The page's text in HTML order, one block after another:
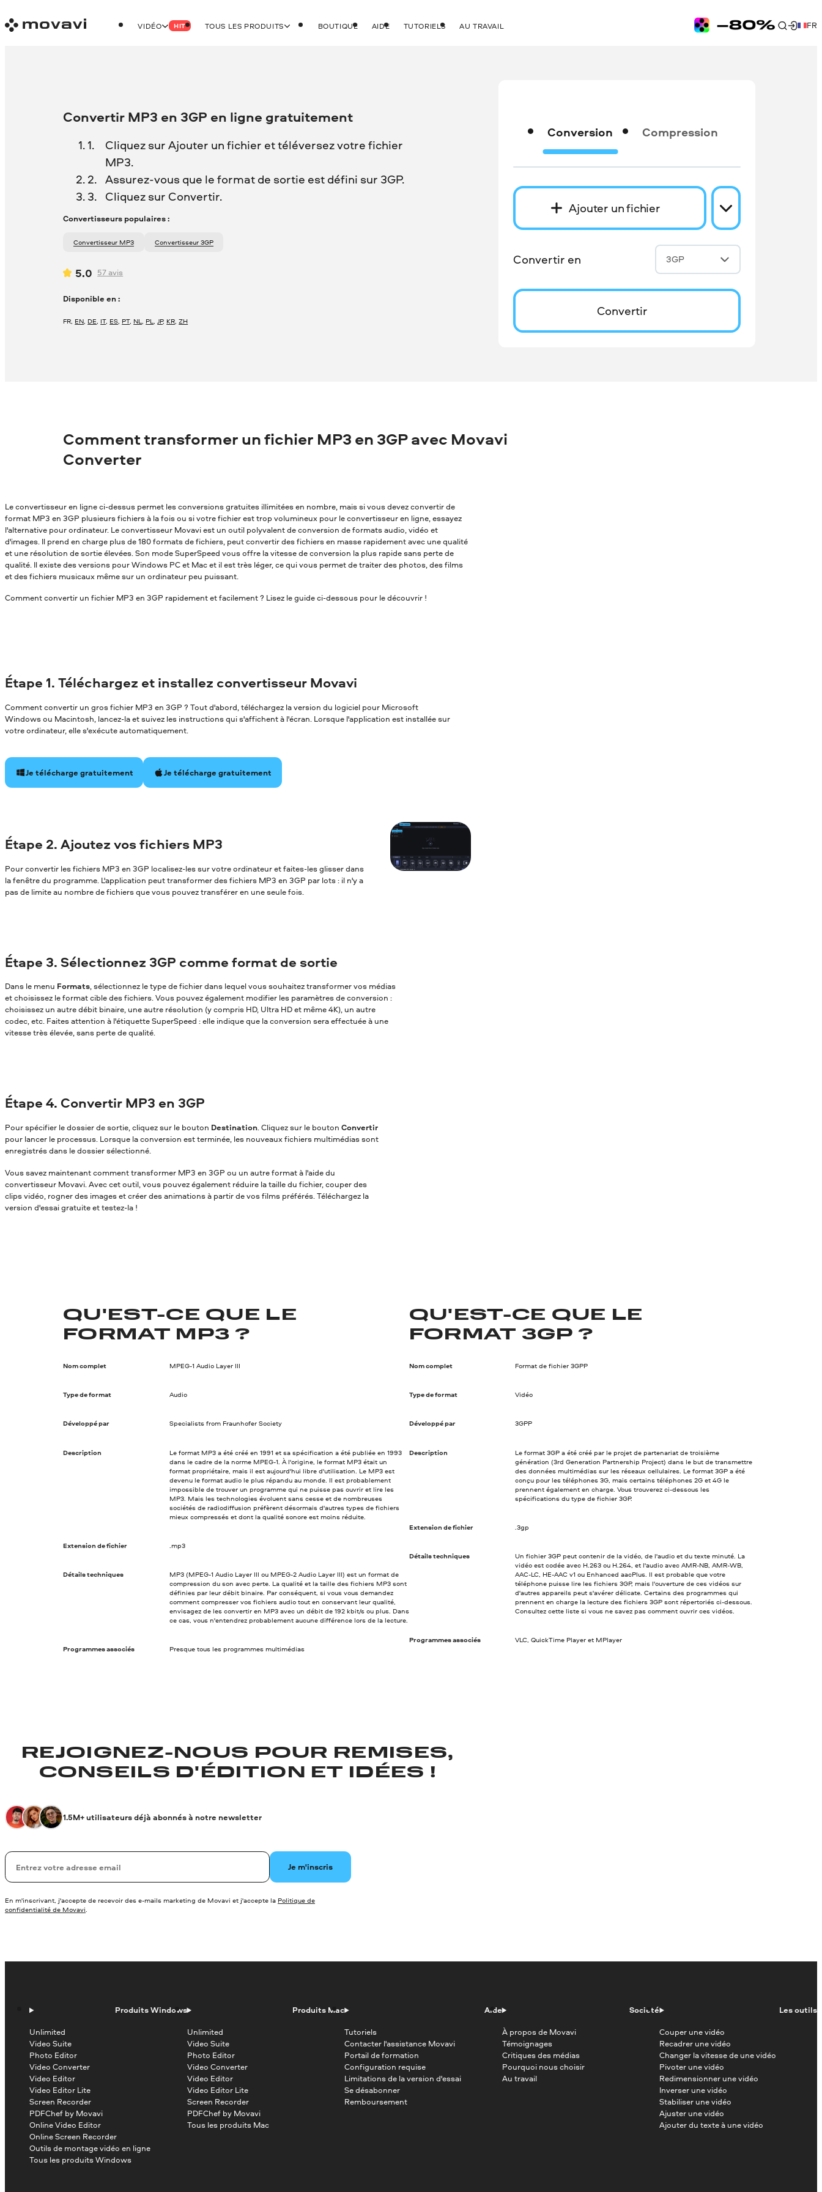
VIDÉO HIT TOUS LES PRODUITS BOUTIQUE AIDE TUTORIELS AU TRAVAIL FR
Convertir MP3 en 3GP en ligne gratuitement
Cliquez sur Ajouter un fichier et téléversez votre fichier
MP3.
Assurez-vous que le format de sortie est défini sur 3GP.
Cliquez sur Convertir.
Convertisseurs populaires :
Convertisseur MP3 Convertisseur 3GP
5.0 57 avis
Disponible en :
FR, EN, DE, IT, ES, PT, NL, PL,JP, KR,ZH
Conversion Compression
Ajouter un fichier
Convertir en 3GP
Convertir
Comment transformer un fichier MP3 en 3GP avec Movavi
Converter
Le convertisseur en ligne ci-dessus permet les conversions gratuites illimitées en nombre, mais si vous devez convertir de
format MP3 en 3GP plusieurs fichiers à la fois ou si votre fichier est trop volumineux pour le convertisseur en ligne, essayez
l'alternative pour ordinateur. Le convertisseur Movavi est un outil polyvalent de conversion de formats audio, vidéo et
d'images. Il prend en charge plus de 180 formats de fichiers, peut convertir des fichiers en masse rapidement avec une qualité
et une résolution de sortie élevées. Son mode SuperSpeed vous offre la vitesse de conversion la plus rapide sans perte de
qualité. Il existe des versions pour Windows PC et Mac et il est très léger, ce qui vous permet de traiter des photos, des films
et des fichiers musicaux même sur un ordinateur peu puissant.
Comment convertir un fichier MP3 en 3GP rapidement et facilement ? Lisez le guide ci-dessous pour le découvrir !
Étape 1. Téléchargez et installez convertisseur Movavi
Comment convertir un gros fichier MP3 en 3GP ? Tout d'abord, téléchargez la version du logiciel pour Microsoft
Windows ou Macintosh, lancez-la et suivez les instructions qui s'affichent à l'écran. Lorsque l'application est installée sur
votre ordinateur, elle s'exécute automatiquement.
Je télécharge gratuitement Je télécharge gratuitement
Étape 2. Ajoutez vos fichiers MP3
Pour convertir les fichiers MP3 en 3GP localisez-les sur votre ordinateur et faites-les glisser dans
la fenêtre du programme. L'application peut transformer des fichiers MP3 en 3GP par lots : il n'y a
pas de limite au nombre de fichiers que vous pouvez transférer en une seule fois.
Étape 3. Sélectionnez 3GP comme format de sortie
Dans le menu Formats, sélectionnez le type de fichier dans lequel vous souhaitez transformer vos médias
et choisissez le format cible des fichiers. Vous pouvez également modifier les paramètres de conversion :
choisissez un autre débit binaire, une autre résolution (y compris HD, Ultra HD et même 4K), un autre
codec, etc. Faites attention à l'étiquette SuperSpeed : elle indique que la conversion sera effectuée à une
vitesse très élevée, sans perte de qualité.
Étape 4. Convertir MP3 en 3GP
Pour spécifier le dossier de sortie, cliquez sur le bouton Destination. Cliquez sur le bouton Convertir
pour lancer le processus. Lorsque la conversion est terminée, les nouveaux fichiers multimédias sont
enregistrés dans le dossier sélectionné.
Vous savez maintenant comment transformer MP3 en 3GP ou un autre format à l'aide du
convertisseur Movavi. Avec cet outil, vous pouvez également réduire la taille du fichier, couper des
clips vidéo, rogner des images et créer des animations à partir de vos films préférés. Téléchargez la
version d'essai gratuite et testez-la !
QU'EST-CE QUE LE
FORMAT MP3 ?
Nom complet MPEG-1 Audio Layer III
Type de format Audio
Développé par Specialists from Fraunhofer Society
Description
Le format MP3 a été créé en 1991 et sa spécification a été publiée en 1993
dans le cadre de la norme MPEG-1. À l'origine, le format MP3 était un
format propriétaire, mais il est aujourd'hui libre d'utilisation. Le MP3 est
devenu le format audio le plus répandu au monde. Il est probablement
impossible de trouver un programme qui ne puisse pas ouvrir et lire les
MP3. Mais les technologies évoluent sans cesse et de nombreuses
sociétés de radiodiffusion préfèrent désormais d'autres types de fichiers
mieux compressés et dont la qualité sonore est moins réduite.
Extension de fichier .mp3
Détails techniques
MP3 (MPEG-1 Audio Layer III ou MPEG-2 Audio Layer III) est un format de
compression du son avec perte. La qualité et la taille des fichiers MP3 sont
définies par leur débit binaire. Par conséquent, si vous vous demandez
comment compresser vos fichiers audio tout en conservant leur qualité,
envisagez de les convertir en MP3 avec un débit de 192 kbit/s ou plus. Dans
ce cas, vous n'entendrez probablement aucune différence lors de la lecture.
Programmes associés Presque tous les programmes multimédias
QU'EST-CE QUE LE
FORMAT 3GP ?
Nom complet Format de fichier 3GPP
Type de format Vidéo
Développé par 3GPP
Description
Le format 3GP a été créé par le projet de partenariat de troisième
génération (3rd Generation Partnership Project) dans le but de transmettre
des données multimédias sur les réseaux cellulaires. Le format 3GP a été
conçu pour les téléphones 3G, mais certains téléphones 2G et 4G le
prennent également en charge. Vous trouverez ci-dessous les
spécifications du type de fichier 3GP.
Extension de fichier .3gp
Détails techniques
Un fichier 3GP peut contenir de la vidéo, de l'audio et du texte minuté. La
vidéo est codée avec H.263 ou H.264, et l'audio avec AMR-NB, AMR-WB,
AAC-LC, HE-AAC v1 ou Enhanced aacPlus. Il est probable que votre
téléphone puisse lire les fichiers 3GP, mais l'ouverture de ces vidéos sur
d'autres appareils peut s'avérer délicate. Certains des programmes qui
prennent en charge la lecture des fichiers 3GP sont répertoriés ci-dessous.
Consultez cette liste si vous ne savez pas comment ouvrir ces vidéos.
Programmes associés VLC, QuickTime Player et MPlayer
REJOIGNEZ-NOUS POUR REMISES,
CONSEILS D'ÉDITION ET IDÉES !
1.5M+ utilisateurs déjà abonnés à notre newsletter
Votre adresse de messagerie Je m'inscris
En m'inscrivant, j'accepte de recevoir des e-mails marketing de Movavi et j'accepte la Politique de
confidentialité de Movavi.
Produits Windows
Unlimited
Video Suite
Photo Editor
Video Converter
Video Editor
Video Editor Lite
Screen Recorder
PDFChef by Movavi
Online Video Editor
Online Screen Recorder
Outils de montage vidéo en ligne
Tous les produits Windows
Produits Mac
Unlimited
Video Suite
Photo Editor
Video Converter
Video Editor
Video Editor Lite
Screen Recorder
PDFChef by Movavi
Tous les produits Mac
Aide
Tutoriels
Contacter l'assistance Movavi
Portail de formation
Configuration requise
Limitations de la version d'essai
Se désabonner
Remboursement
Société
À propos de Movavi
Témoignages
Critiques des médias
Pourquoi nous choisir
Au travail
Les outils
Couper une vidéo
Recadrer une vidéo
Changer la vitesse de une vidéo
Pivoter une vidéo
Redimensionner une vidéo
Inverser une vidéo
Stabiliser une vidéo
Ajuster une vidéo
Ajouter du texte à une vidéo